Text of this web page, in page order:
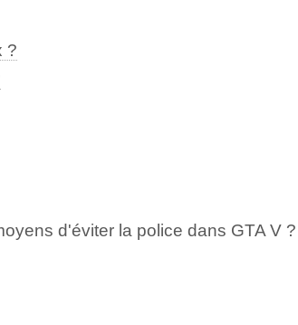
?
d'éviter la police dans GTA V ?